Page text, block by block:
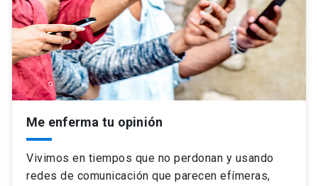
Me enferma tu opinión
Vivimos en tiempos que no perdonan y usando
redes de comunicación que parecen efímeras,